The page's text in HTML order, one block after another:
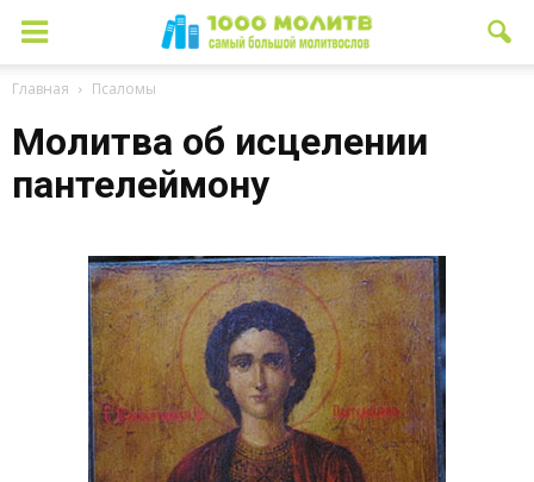
Главная Псаломы
Молитва об исцелении
пантелеймону